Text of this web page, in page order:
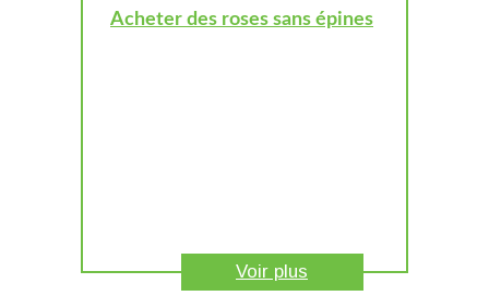
Acheter des roses sans épines
Voir plus